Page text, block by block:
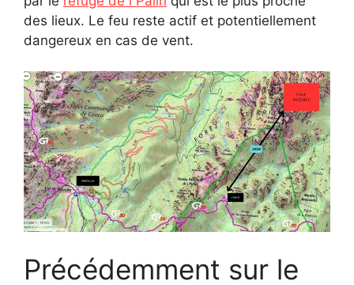
des lieux. Le feu reste actif et potentiellement
dangereux en cas de vent.
Précédemment sur le